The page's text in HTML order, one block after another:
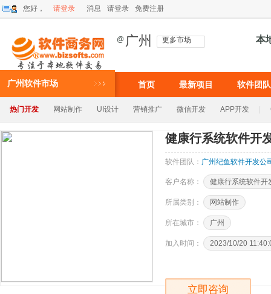
您好， 请登录 消息 请登录 免费注册
@ 广州 更多市场 本
广州软件市场 首页 最新项目 软件团队
热门开发 网站制作 UI设计 营销推广 微信开发 APP开发
健康行系统软件开
软件团队： 广州纪鱼软件开发公
客户名称： 健康行系统软件开
所属类别： 网站制作
所在城市： 广州
加入时间： 2023/10/20
立即咨询